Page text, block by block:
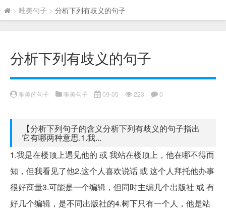
> 唯美句子 > 分析下列有歧义的句子
分析下列有歧义的句子
唯美的句子 唯美句子 09-05 223 0
【分析下列句子的含义分析下列有歧义的句子指出
它有哪两种意思.1.我...
1.我是在楼顶上遇见他的 或 我站在楼顶上，他在哪不得而
知，但我看见了他2.这个人喜欢说话 或 这个人拜托他办事
很好商量3.可能是一个编辑，但同时主编几个出版社 或 有
好几个编辑，是不同出版社的4.树下只有一个人，他是站